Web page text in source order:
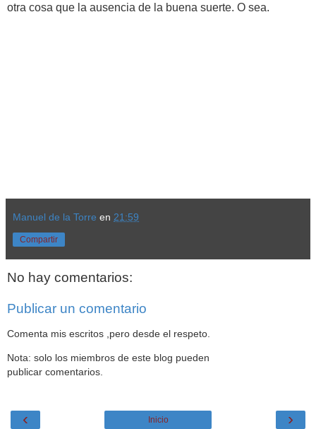
otra cosa que la ausencia de la buena suerte. O sea.
Manuel de la Torre en 21:59
Compartir
No hay comentarios:
Publicar un comentario
Comenta mis escritos ,pero desde el respeto.
Nota: solo los miembros de este blog pueden
publicar comentarios.
‹ ›
Inicio